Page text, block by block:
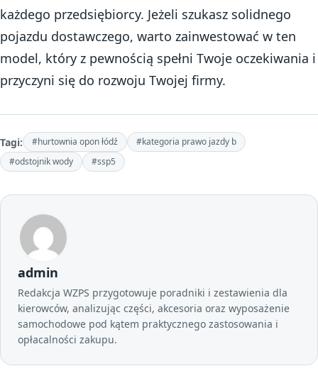
każdego przedsiębiorcy. Jeżeli szukasz solidnego
pojazdu dostawczego, warto zainwestować w ten
model, który z pewnością spełni Twoje oczekiwania i
przyczyni się do rozwoju Twojej firmy.
Tagi: #hurtownia opon łódź
#kategoria prawo jazdy b
#odstojnik wody
#ssp5
admin
Redakcja WZPS przygotowuje poradniki i zestawienia dla
kierowców, analizując części, akcesoria oraz wyposażenie
samochodowe pod kątem praktycznego zastosowania i
opłacalności zakupu.